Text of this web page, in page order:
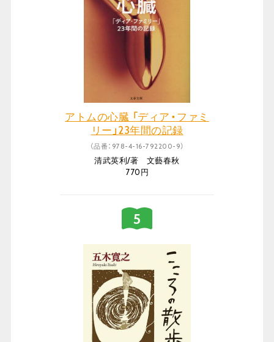
アトムの心臓 「ディア・ファミ
リー」23年間の記録
（品番：978-4-16-792200-9）
清武英利/著 文藝春秋
770円